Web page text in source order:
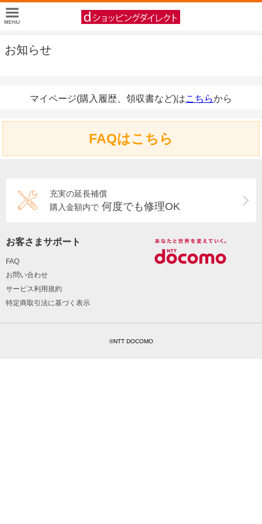
お知らせ
マイページ(購入履歴、領収書など)はこちらから
FAQはこちら
充実の延長補償
購入金額内で 何度でも修理OK
お客さまサポート
FAQ
お問い合わせ
サービス利用規約
特定商取引法に基づく表示
©NTT DOCOMO